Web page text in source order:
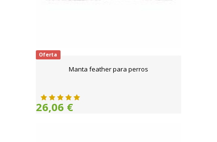
Oferta
Manta feather para perros
26,06 €